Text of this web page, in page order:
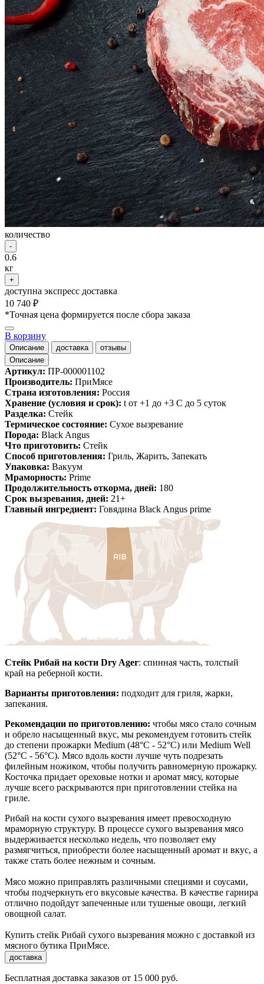
количество
-
0.6
кг
+
доступна экспресс доставка
10 740 ₽
*Точная цена формируется после сбора заказа
В корзину
Описание доставка
отзывы
Описание
Артикул: ПР-000001102
Производитель: ПриМясе
Страна изготовления: Россия
Хранение (условия и срок): t от +1 до +3 С до 5 суток
Разделка: Стейк
Термическое состояние: Сухое вызревание
Порода: Black Angus
Что приготовить: Стейк
Cпособ приготовления: Гриль, Жарить, Запекать
Упаковка: Вакуум
Мраморность: Prime
Продолжительность откорма, дней: 180
Срок вызревания, дней: 21+
Главный ингредиент: Говядина Black Angus prime
Стейк Рибай на кости Dry Ager: спинная часть, толстый
край на реберной кости.
Варианты приготовления: подходит для гриля, жарки,
запекания.
Рекомендации по приготовлению: чтобы мясо стало сочным
и обрело насыщенный вкус, мы рекомендуем готовить стейк
до степени прожарки Medium (48°С - 52°С) или Medium Well
(52°С - 56°С). Мясо вдоль кости лучше чуть подрезать
филейным ножиком, чтобы получить равномерную прожарку.
Косточка придает ореховые нотки и аромат мясу, которые
лучше всего раскрываются при приготовлении стейка на
гриле.
Рибай на кости сухого вызревания имеет превосходную
мраморную структуру. В процессе сухого вызревания мясо
выдерживается несколько недель, что позволяет ему
размягчиться, приобрести более насыщенный аромат и вкус, а
также стать более нежным и сочным.
Мясо можно приправлять различными специями и соусами,
чтобы подчеркнуть его вкусовые качества. В качестве гарнира
отлично подойдут запеченные или тушеные овощи, легкий
овощной салат.
Купить стейк Рибай сухого вызревания можно с доставкой из
мясного бутика ПриМясе.
доставка
Бесплатная доставка заказов от 15 000 руб.